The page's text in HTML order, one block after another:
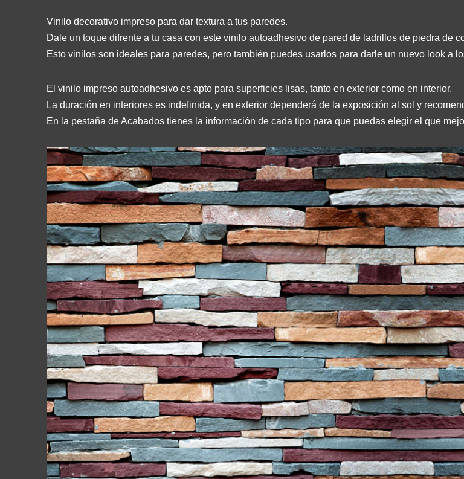
Vinilo decorativo impreso para dar textura a tus paredes.
Dale un toque difrente a tu casa con este vinilo autoadhesivo de pared de ladrillos de piedra de
Esto vinilos son ideales para paredes, pero también puedes usarlos para darle un nuevo look a
El vinilo impreso autoadhesivo es apto para superficies lisas, tanto en exterior como en interior.
La duración en interiores es indefinida, y en exterior dependerá de la exposición al sol y
En la pestaña de Acabados tienes la información de cada tipo para que puedas elegir el que